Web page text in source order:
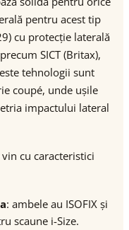
pentru acest tip
cu protecție laterală
SICT (Britax),
tehnologii sunt
coupé, unde ușile
impactului lateral
cu caracteristici
: ambele au ISOFIX și
scaune i-Size.